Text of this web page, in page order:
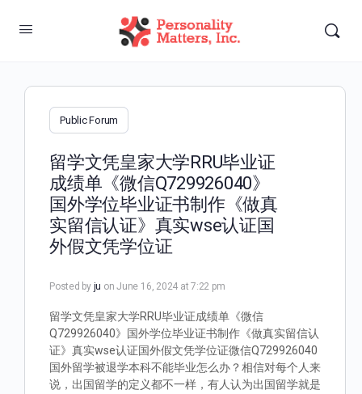
Public Forum
留学文凭皇家大学RRU毕业证
成绩单《微信Q729926040》
国外学位毕业证书制作《做真
实留信认证》真实wse认证国
外假文凭学位证
Posted by ju on June 16, 2024 at 7:22 pm
留学文凭皇家大学RRU毕业证成绩单《微信
Q729926040》国外学位毕业证书制作《做真实留信认
证》真实wse认证国外假文凭学位证微信Q729926040
国外留学被退学本科不能毕业怎么办？相信对每个人来
说，出国留学的定义都不一样，有人认为出国留学就是